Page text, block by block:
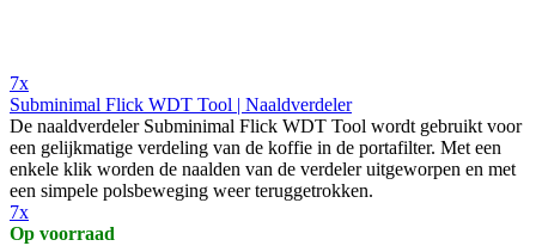
7x
Subminimal Flick WDT Tool | Naaldverdeler
De naaldverdeler Subminimal Flick WDT Tool wordt gebruikt voor
een gelijkmatige verdeling van de koffie in de portafilter. Met een
enkele klik worden de naalden van de verdeler uitgeworpen en met
een simpele polsbeweging weer teruggetrokken.
7x
Op voorraad